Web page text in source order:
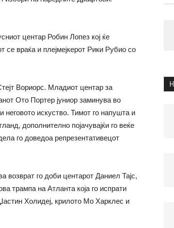
центар Робин Лопез кој ќе
враќа и плејмејкерот Рики Рубио со
Вориорс. Младиот центар за
Ото Портер јуниор заминува во
неговото искуство. Тимот го напушта и
дополнително појачувајќи го веќе
го доведоа репрезентативецот
возврат го доби центарот Даниел Тајс,
трампа на Атланта која го испрати
Холидеј, крилото Мо Харклес и